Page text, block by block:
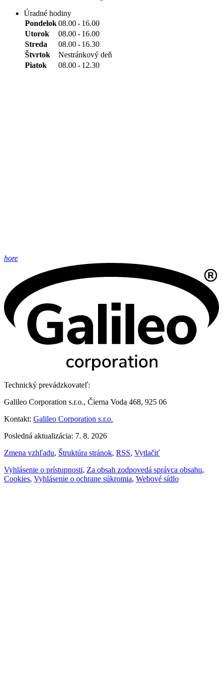
Úradné hodiny
Pondelok08.00- 16.00
Utorok
08.00- 16.00
Streda
08.00- 16.30
Štvrtok
Nestránkový deň
Piatok
08.00- 12.30
hore
Technický prevádzkovateľ:
Galileo Corporation s.r.o., Čierna Voda 468, 925 06
Kontakt: Galileo Corporation s.r.o.
Posledná aktualizácia: 7. 8. 2026
Zmena vzhľadu, Štruktúra stránok, RSS, Vytlačiť
Vyhlásenie o prístupnosti, Za obsah zodpovedá správca obsahu,
Cookies, Vyhlásenie o ochrane súkromia, Webové sídlo